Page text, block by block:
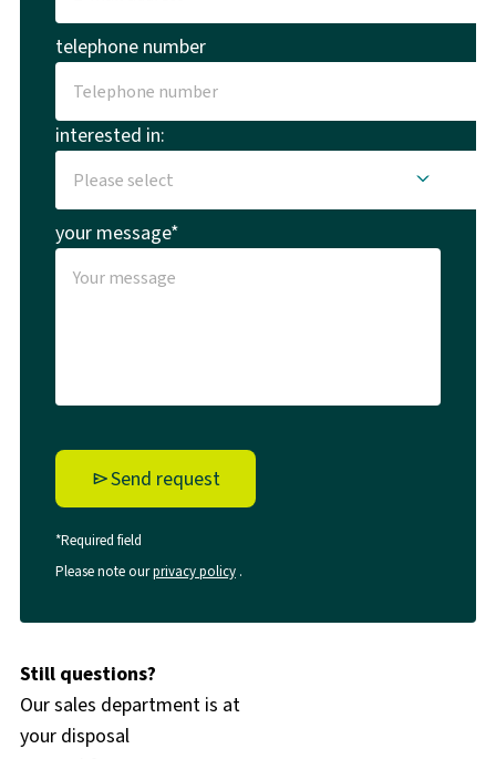
telephone number
interested in:
your message*
Send request
*Required field
Please note ourprivacy policy.
Still questions?
Our sales department is at
your disposal